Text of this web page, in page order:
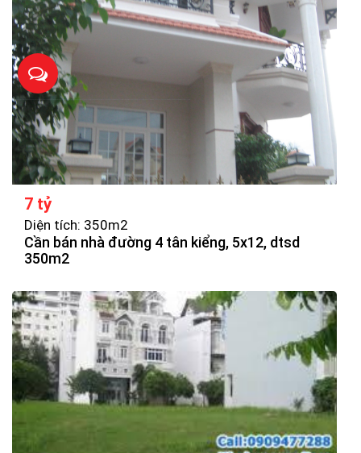
7 tỷ
Diện tích: 350m2
Cần bán nhà đường 4 tân kiểng, 5x12, dtsd
350m2